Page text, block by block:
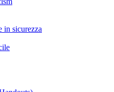
in sicurezza